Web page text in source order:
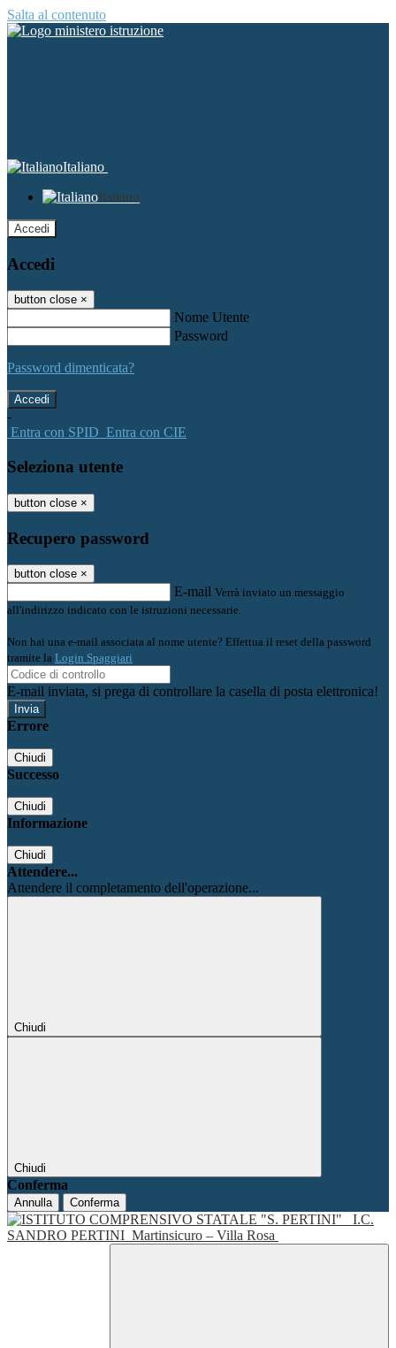
Salta al contenuto
Italiano
Italiano
Accedi
Accedi
button close ×
Nome Utente
Password
Password dimenticata?
-
Entra con SPID Entra con CIE
Seleziona utente
button close ×
Recupero password
button close ×
E-mail Verrà inviato un messaggio
all'indirizzo indicato con le istruzioni necessarie.
Non hai una e-mail associata al nome utente? Effettua il reset della password
tramite la Login Spaggiari
E-mail inviata, si prega di controllare la casella di posta elettronica!
Errore
Chiudi
Successo
Chiudi
Informazione
Chiudi
Attendere...
Attendere il completamento dell'operazione...
Chiudi
Chiudi
Conferma
Annulla Conferma
I.C.
SANDRO PERTINI Martinsicuro – Villa Rosa